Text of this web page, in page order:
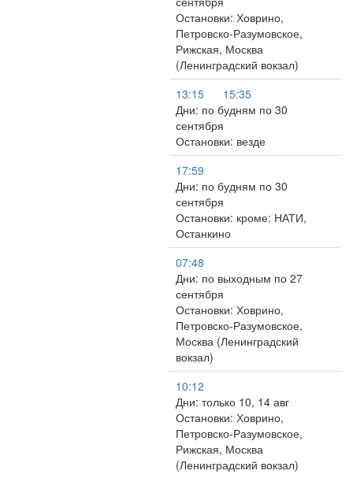
Остановки: Ховрино,
Петровско-Разумовское,
Рижская, Москва
(Ленинградский вокзал)
13:15
15:35
Дни: по будням по 30
сентября
Остановки: везде
17:59
Дни: по будням по 30
сентября
Остановки: кроме: НАТИ,
Останкино
07:48
Дни: по выходным по 27
сентября
Остановки: Ховрино,
Петровско-Разумовское,
Москва (Ленинградский
вокзал)
10:12
Дни: только 10, 14 авг
Остановки: Ховрино,
Петровско-Разумовское,
Рижская, Москва
(Ленинградский вокзал)